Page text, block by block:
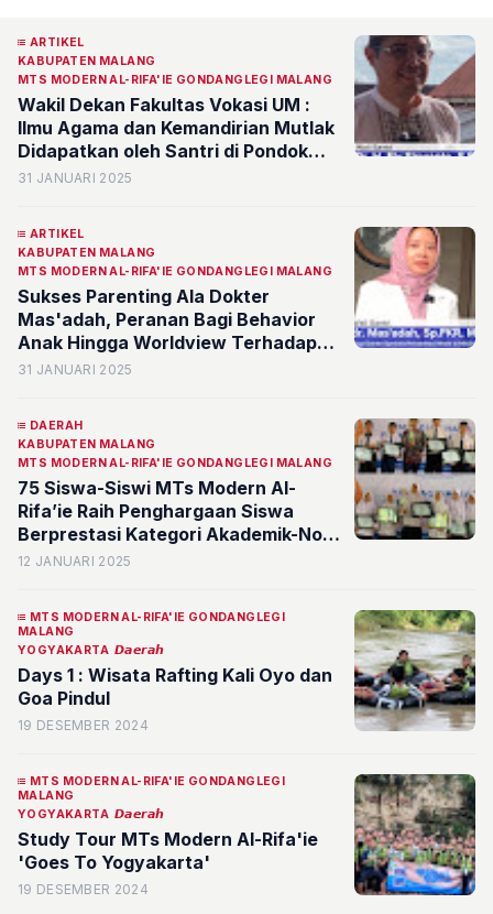
ARTIKEL
KABUPATEN MALANG
MTS MODERN AL-RIFA'IE GONDANGLEGI MALANG
Wakil Dekan Fakultas Vokasi UM :
Ilmu Agama dan Kemandirian Mutlak
Didapatkan oleh Santri di Pondok
Pesantren
31 JANUARI 2025
ARTIKEL
KABUPATEN MALANG
MTS MODERN AL-RIFA'IE GONDANGLEGI MALANG
Sukses Parenting Ala Dokter
Mas'adah, Peranan Bagi Behavior
Anak Hingga Worldview Terhadap
Pondok Pesantren
31 JANUARI 2025
DAERAH
KABUPATEN MALANG
MTS MODERN AL-RIFA'IE GONDANGLEGI MALANG
75 Siswa-Siswi MTs Modern Al-
Rifa’ie Raih Penghargaan Siswa
Berprestasi Kategori Akademik-Non
Akademik Semester Ganjil Tahun
12 JANUARI 2025
MTS MODERN AL-RIFA'IE GONDANGLEGI
MALANG
YOGYAKARTA 𝘿𝙖𝙚𝙧𝙖𝙝
Days 1 : Wisata Rafting Kali Oyo dan
Goa Pindul
19 DESEMBER 2024
MTS MODERN AL-RIFA'IE GONDANGLEGI
MALANG
YOGYAKARTA 𝘿𝙖𝙚𝙧𝙖𝙝
Study Tour MTs Modern Al-Rifa'ie
'Goes To Yogyakarta'
19 DESEMBER 2024